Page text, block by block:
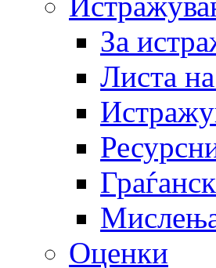
За
Листа
Оценки